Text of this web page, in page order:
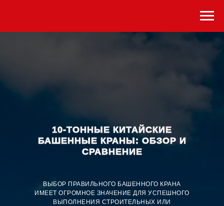
10-ТОННЫЕ КИТАЙСКИЕ
БАШЕННЫЕ КРАНЫ: ОБЗОР И
СРАВНЕНИЕ
ВЫБОР ПРАВИЛЬНОГО БАШЕННОГО КРАНА
ИМЕЕТ ОГРОМНОЕ ЗНАЧЕНИЕ ДЛЯ УСПЕШНОГО
ВЫПОЛНЕНИЯ СТРОИТЕЛЬНЫХ ИЛИ